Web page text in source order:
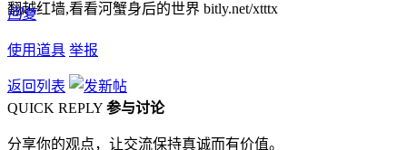
翻越红墙,看看河蟹身后的世界 bitly.net/xtttx
回复
使用道具 举报
返回列表
QUICK REPLY 参与讨论
分享你的观点，让交流保持真诚而有价值。